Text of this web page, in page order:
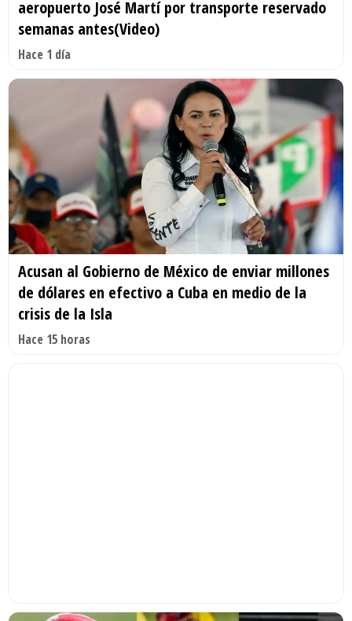
aeropuerto José Martí por transporte reservado
semanas antes(Video)
Hace 1 día
Acusan al Gobierno de México de enviar millones
de dólares en efectivo a Cuba en medio de la
crisis de la Isla
Hace 15 horas